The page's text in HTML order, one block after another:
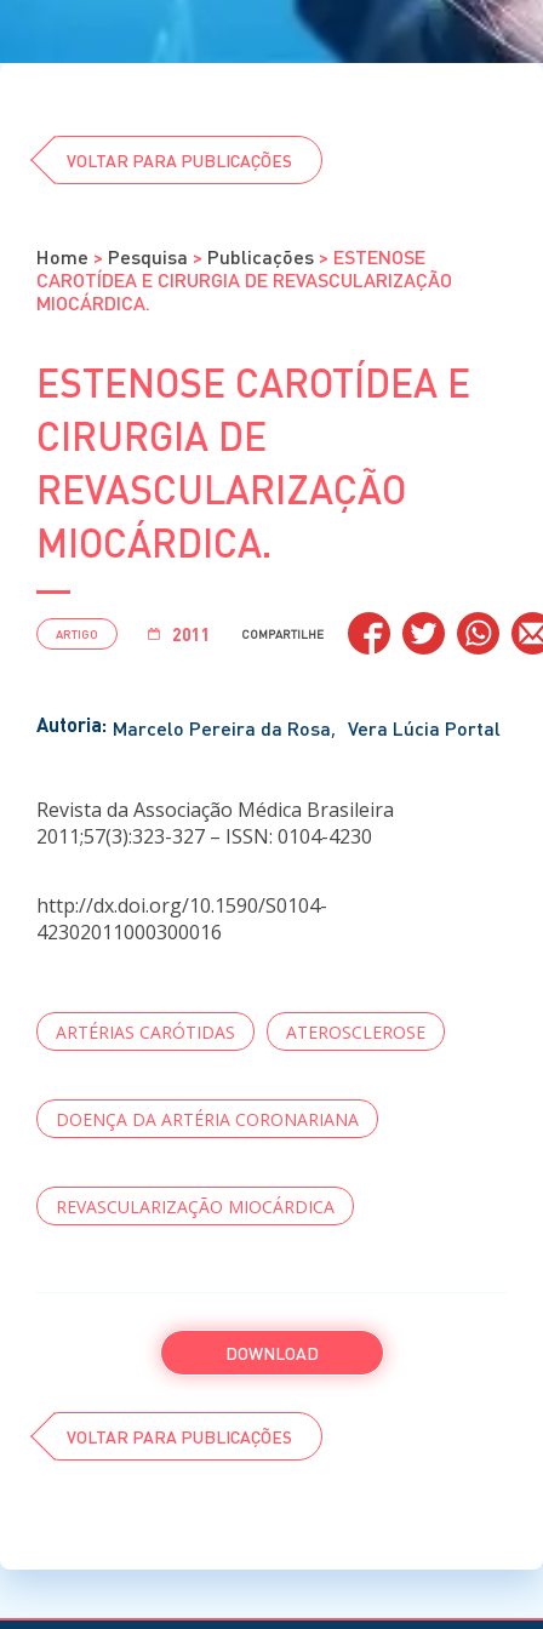
VOLTAR PARA PUBLICAÇÕES
Home > Pesquisa > Publicações > ESTENOSE
CAROTÍDEA E CIRURGIA DE REVASCULARIZAÇÃO
MIOCÁRDICA.
ESTENOSE CAROTÍDEA E
CIRURGIA DE
REVASCULARIZAÇÃO
MIOCÁRDICA.
ARTIGO 2011 COMPARTILHE
Autoria: Marcelo Pereira da Rosa Vera Lúcia Portal
Revista da Associação Médica Brasileira
2011;57(3):323-327 – ISSN: 0104-4230
http://dx.doi.org/10.1590/S0104-
42302011000300016
ARTÉRIAS CARÓTIDAS ATEROSCLEROSE
DOENÇA DA ARTÉRIA CORONARIANA
REVASCULARIZAÇÃO MIOCÁRDICA
DOWNLOAD
VOLTAR PARA PUBLICAÇÕES